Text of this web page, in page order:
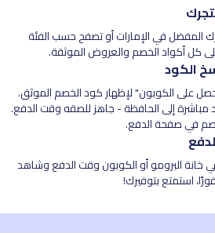
المفضل في الإمارات أو تصفح حسب الفئة
كل أكواد الخصم والعروض الموثقة.
الكود
على الكوبون" لإظهار كود الخصم الموثق.
مباشرة إلى الحافظة - جاهز للصقه وقت الدفع.
في صفحة الدفع.
خانة البرومو أو الكوبون وقت الدفع وشاهد
استمتع بتوفيرك!